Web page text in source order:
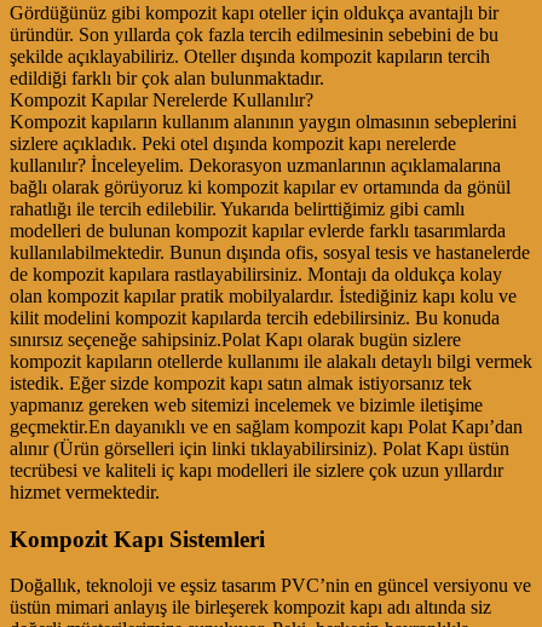
Gördüğünüz gibi kompozit kapı oteller için oldukça avantajlı bir
üründür. Son yıllarda çok fazla tercih edilmesinin sebebini de bu
şekilde açıklayabiliriz. Oteller dışında kompozit kapıların tercih
edildiği farklı bir çok alan bulunmaktadır.
Kompozit Kapılar Nerelerde Kullanılır?
Kompozit kapıların kullanım alanının yaygın olmasının sebeplerini
sizlere açıkladık. Peki otel dışında kompozit kapı nerelerde
kullanılır? İnceleyelim. Dekorasyon uzmanlarının açıklamalarına
bağlı olarak görüyoruz ki kompozit kapılar ev ortamında da gönül
rahatlığı ile tercih edilebilir. Yukarıda belirttiğimiz gibi camlı
modelleri de bulunan kompozit kapılar evlerde farklı tasarımlarda
kullanılabilmektedir. Bunun dışında ofis, sosyal tesis ve hastanelerde
de kompozit kapılara rastlayabilirsiniz. Montajı da oldukça kolay
olan kompozit kapılar pratik mobilyalardır. İstediğiniz kapı kolu ve
kilit modelini kompozit kapılarda tercih edebilirsiniz. Bu konuda
sınırsız seçeneğe sahipsiniz.Polat Kapı olarak bugün sizlere
kompozit kapıların otellerde kullanımı ile alakalı detaylı bilgi vermek
istedik. Eğer sizde kompozit kapı satın almak istiyorsanız tek
yapmanız gereken web sitemizi incelemek ve bizimle iletişime
geçmektir.En dayanıklı ve en sağlam kompozit kapı Polat Kapı’dan
alınır (Ürün görselleri için linki tıklayabilirsiniz). Polat Kapı üstün
tecrübesi ve kaliteli iç kapı modelleri ile sizlere çok uzun yıllardır
hizmet vermektedir.
Kompozit Kapı Sistemleri
Doğallık, teknoloji ve eşsiz tasarım PVC’nin en güncel versiyonu ve
üstün mimari anlayış ile birleşerek kompozit kapı adı altında siz